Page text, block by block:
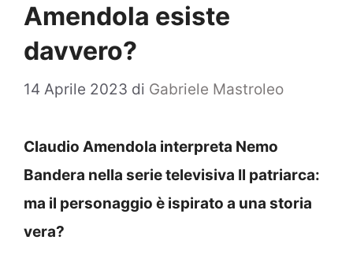
Amendola esiste
davvero?
14 Aprile 2023 di Gabriele Mastroleo
Claudio Amendola interpreta Nemo
Bandera nella serie televisiva Il patriarca:
ma il personaggio è ispirato a una storia
vera?